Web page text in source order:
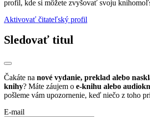
profil, kde si môžete zvyšovať svoju
Aktivovať čitateľský profil
Sledovať titul
Čakáte na nové vydanie, preklad alebo
knihy? Máte záujem o e-knihu alebo
pošleme vám upozornenie, keď niečo z toho
E-mail